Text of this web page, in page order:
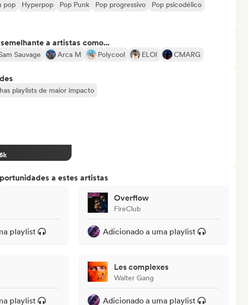
pop Hyperpop Pop Punk Pop progressivo
Pop psicodélico
a artistas como...
Sauvage Arca M Polycool ELOI CMARG
playlists de maior impacto
a estes artistas
playlist
Overflow
FireClub
Adicionado a uma playlist
playlist
Les complexes
Walter Gang
Adicionado a uma playlist